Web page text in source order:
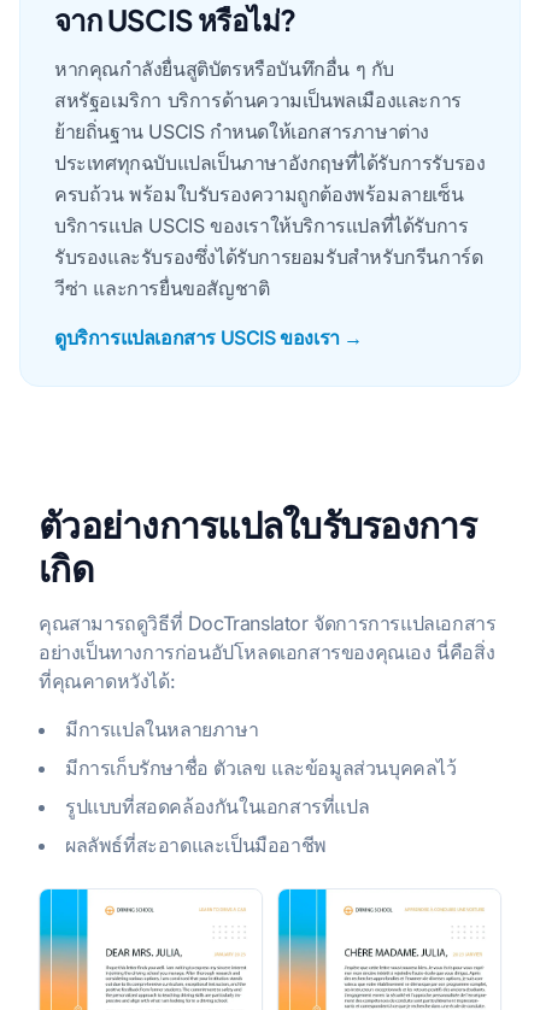
จาก USCIS หรือไม่?
หากคุณกําลังยื่นสูติบัตรหรือบันทึกอื่น ๆ กับ
สหรัฐอเมริกา บริการด้านความเป็นพลเมืองและการ
ย้ายถิ่นฐาน USCIS กําหนดให้เอกสารภาษาต่าง
ประเทศทุกฉบับแปลเป็นภาษาอังกฤษที่ได้รับการรับรอง
ครบถ้วน พร้อมใบรับรองความถูกต้องพร้อมลายเซ็น
บริการแปล USCIS ของเราให้บริการแปลที่ได้รับการ
รับรองและรับรองซึ่งได้รับการยอมรับสําหรับกรีนการ์ด
วีซ่า และการยื่นขอสัญชาติ
ดูบริการแปลเอกสาร USCIS ของเรา →
ตัวอย่างการแปลใบรับรองการ
เกิด
คุณสามารถดูวิธีที่ DocTranslator จัดการการแปลเอกสาร
อย่างเป็นทางการก่อนอัปโหลดเอกสารของคุณเอง นี่คือสิ่ง
ที่คุณคาดหวังได้:
มีการแปลในหลายภาษา
มีการเก็บรักษาชื่อ ตัวเลข และข้อมูลส่วนบุคคลไว้
รูปแบบที่สอดคล้องกันในเอกสารที่แปล
ผลลัพธ์ที่สะอาดและเป็นมืออาชีพ